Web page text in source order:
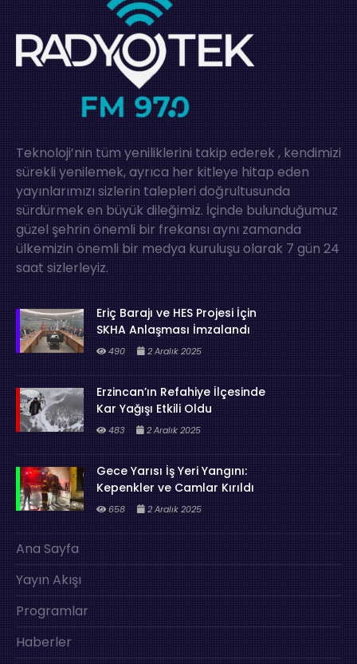
Teknoloji’nin tüm yeniliklerini takip ederek , kendimizi
sürekli yenilemek, ayrıca her kitleye hitap eden
yayınlarımızı sizlerin talepleri doğrultusunda
sürdürmek en büyük dileğimiz. İçinde bulunduğumuz
güzel şehrin önemli bir frekansı aynı zamanda
ülkemizin önemli bir medya kuruluşu olarak 7 gün 24
saat sizlerleyiz.
Eriç Barajı ve HES Projesi İçin
SKHA Anlaşması İmzalandı
490 2 Aralık 2025
Erzincan’ın Refahiye İlçesinde
Kar Yağışı Etkili Oldu
483 2 Aralık 2025
Gece Yarısı İş Yeri Yangını:
Kepenkler ve Camlar Kırıldı
658 2 Aralık 2025
Ana Sayfa
Yayın Akışı
Programlar
Haberler